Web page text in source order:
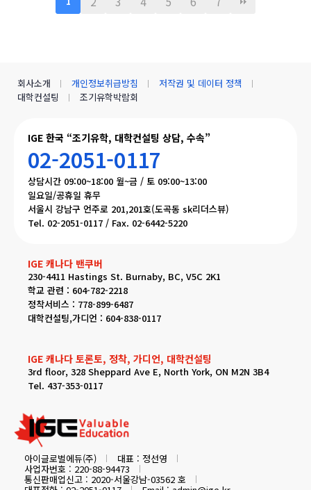
IGE 한국 “조기유학, 대학컨설팅 상담, 수속”
02-2051-0117
상담시간 09:00~18:00 월~금 / 토 09:00~13:00
일요일/공휴일 휴무
서울시 강남구 언주로 201,201호(도곡동 sk리더스뷰)
Tel. 02-2051-0117 / Fax. 02-6442-5220
IGE 캐나다 밴쿠버
230-4411 Hastings St. Burnaby, BC, V5C 2K1
학교 관련 : 604-782-2218
정착서비스 : 778-899-6487
대학컨설팅,가디언 : 604-838-0117
IGE 캐나다 토론토, 정착, 가디언, 대학컨설팅
3rd floor, 328 Sheppard Ave E, North York, ON M2N 3B4
Tel. 437-353-0117
아이글로벌에듀(주) 대표 : 정선영
사업자번호 : 220-88-94473
통신판매업신고 : 2020-서울강남-03562 호
회사소개 개인정보취급방침
저작권 및 데이터 정책
대학컨설팅
조기유학박람회